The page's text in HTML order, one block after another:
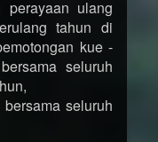
perayaan ulang
tahun di
kue -
seluruh
seluruh